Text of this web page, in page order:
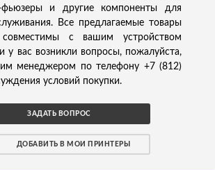
фьюзеры и другие компоненты для
Все предлагаемые товары
совместимы с вашим устройством
у вас возникли вопросы, пожалуйста,
менеджером по телефону +7 (812)
условий покупки.
ЗАДАТЬ ВОПРОС
ДОБАВИТЬ В МОИ ПРИНТЕРЫ